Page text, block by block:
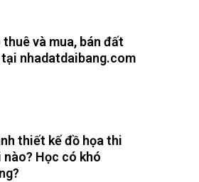
thuê và mua, bán đất
tại nhadatdaibang.com
thiết kế đồ họa thi
nào? Học có khó